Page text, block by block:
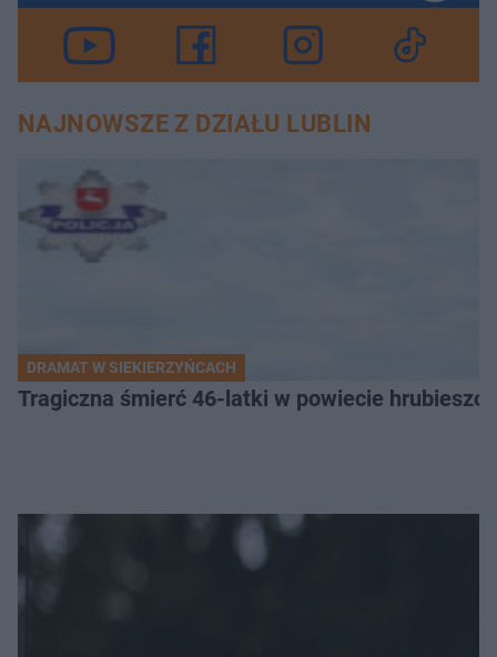
NAJNOWSZE Z DZIAŁU LUBLIN
DRAMAT W SIEKIERZYŃCACH
Tragiczna śmierć 46-latki w powiecie